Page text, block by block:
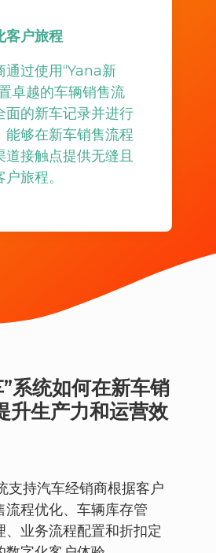
客户旅程
通过使用“Yana新
卓越的车辆销售流
面的新车记录并进行
能够在新车销售流程
道接触点提供无缝且
旅程。
系统如何在新车销
升生产力和运营效
支持汽车经销商根据客户
流程优化、车辆库存管
、业务流程配置和折扣定